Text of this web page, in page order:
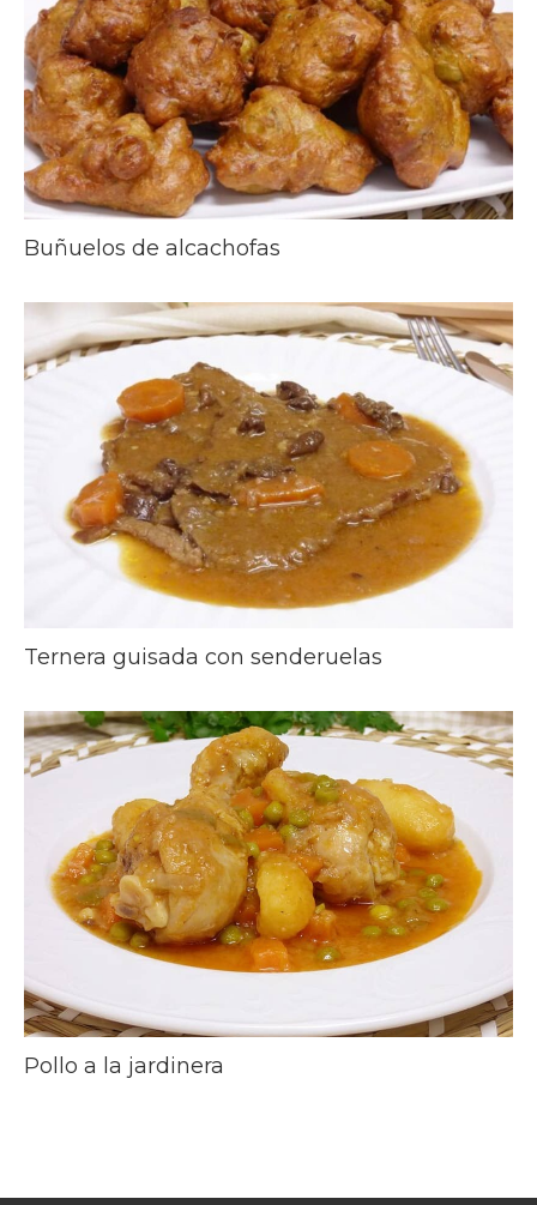
Buñuelos de alcachofas
Ternera guisada con senderuelas
Pollo a la jardinera